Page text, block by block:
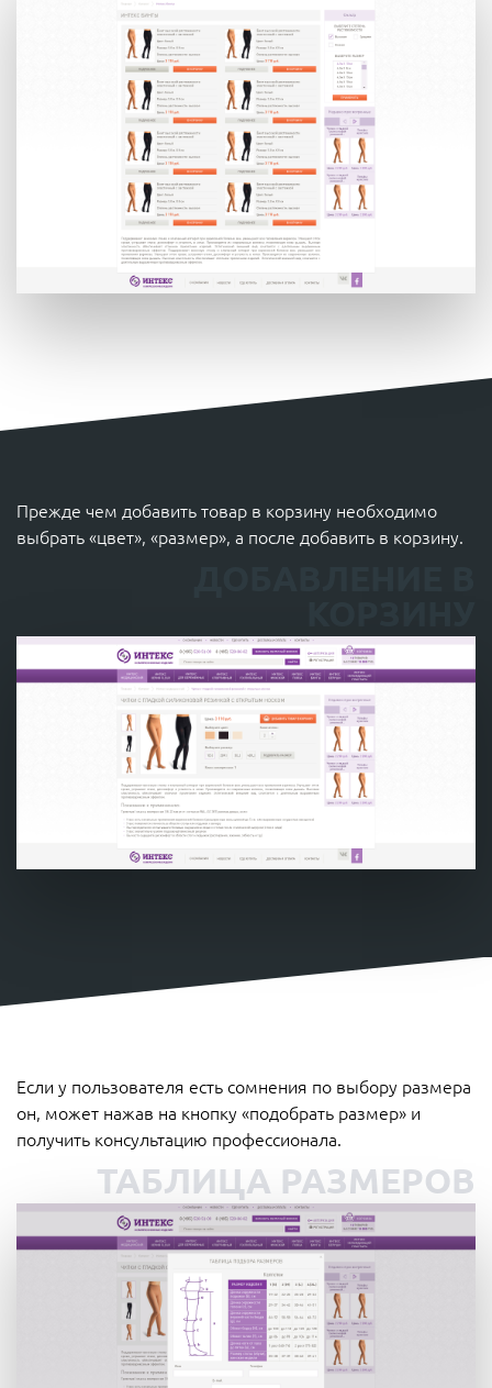
Прежде чем добавить товар в корзину необходимо
выбрать «цвет», «размер», а после добавить в корзину.
Если у пользователя есть сомнения по выбору размера
он, может нажав на кнопку «подобрать размер» и
получить консультацию профессионала.
ТАБЛИЦА РАЗМЕРОВ